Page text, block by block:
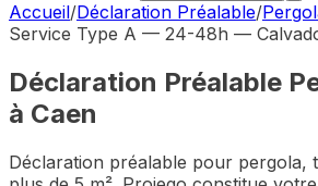
Accueil/Déclaration Préalable/
Service Type A — 24-48h —
Déclaration Préalable
à Caen
Déclaration préalable pour pergola,